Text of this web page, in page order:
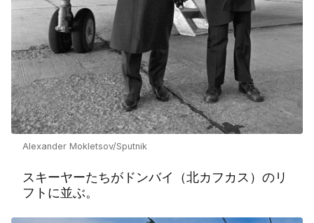
Alexander Mokletsov/Sputnik
スキーヤーたちがドンバイ（北カフカス）のリ
フトに並ぶ。